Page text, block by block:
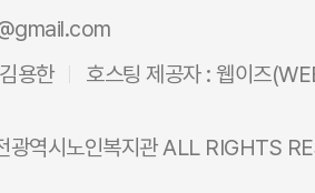
용한
호스팅 제공자 :웹이즈
광역시노인복지관ALL RIGHTS